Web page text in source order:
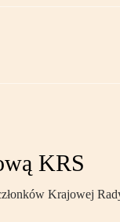
KRS
Krajowej